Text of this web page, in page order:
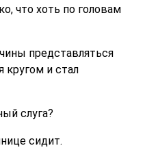
что хоть по головам
представляться
кругом и стал
слуга?
сидит.